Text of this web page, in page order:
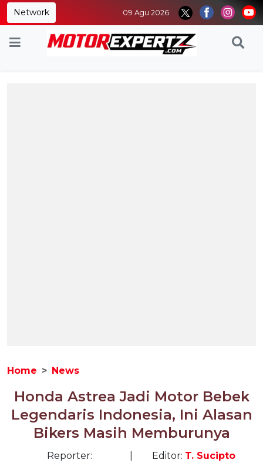
Network 09 Agu 2026
Home News
Honda Astrea Jadi Motor Bebek
Legendaris Indonesia, Ini Alasan
Bikers Masih Memburunya
Reporter:
Editor: T. Sucipto